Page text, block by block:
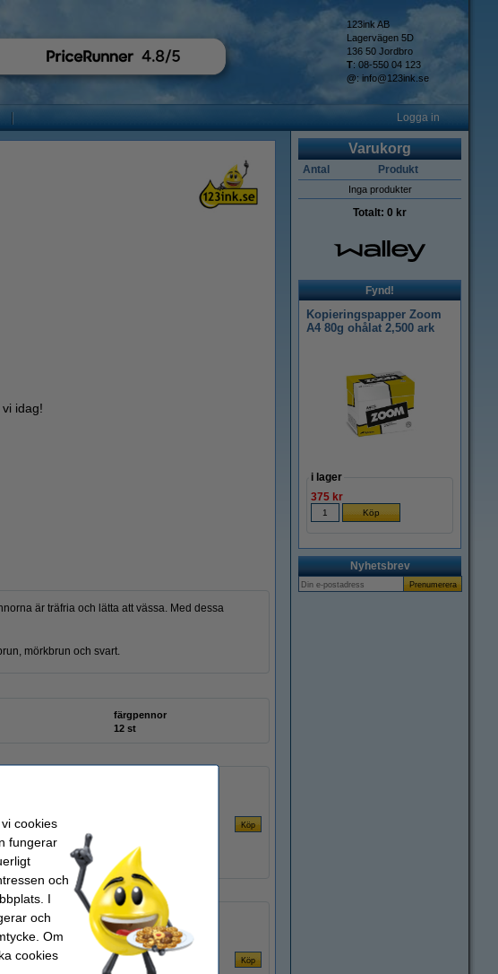
123ink AB
Lagervägen 5D
136 50 Jordbro
T: 08-550 04 123
@: info@123ink.se
Logga in
idag!
är träfria och lätta att vässa. Med dessa
mörkbrun och svart.
färgpennor
12 st
Varukorg
Antal Produkt
Inga produkter
Totalt: 0 kr
Fynd!
Kopieringspapper Zoom
A4 80g ohålat 2,500 ark
i lager
375 kr
Nyhetsbrev
cookies
fungerar
och
I
och
Om
cookies